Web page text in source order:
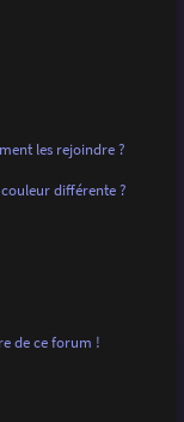
les rejoindre ?
différente ?
de ce forum !